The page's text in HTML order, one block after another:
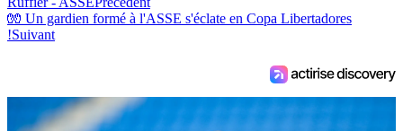
🧤 Un gardien formé à l'ASSE s'éclate en Copa Libertadores
!Suivant